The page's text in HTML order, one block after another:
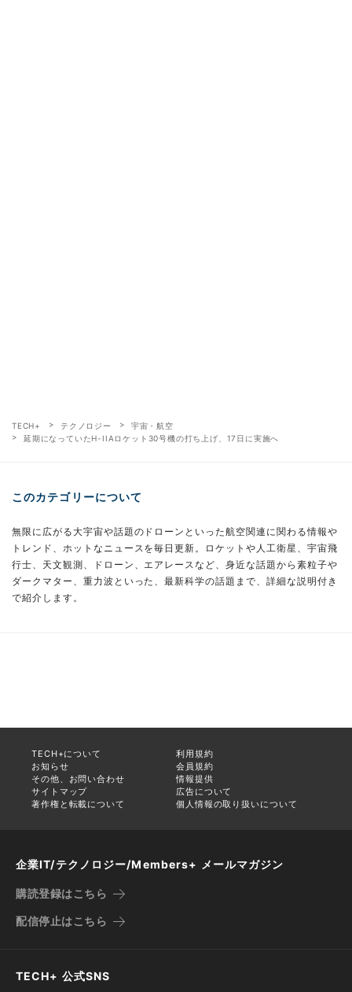
TECH+ テクノロジー
宇宙・航空
延期になっていたH-IIAロケット30号機の打ち上げ、17日に実施へ
このカテゴリーについて
無限に広がる大宇宙や話題のドローンといった航空関連に関わる情報や
トレンド、ホットなニュースを毎日更新。ロケットや人工衛星、宇宙飛
行士、天文観測、ドローン、エアレースなど、身近な話題から素粒子や
ダークマター、重力波といった、最新科学の話題まで、詳細な説明付き
で紹介します。
TECH+について
利用規約
お知らせ
会員規約
その他、お問い合わせ
情報提供
サイトマップ
広告について
著作権と転載について
個人情報の取り扱いについて
企業IT/テクノロジー/Members+ メールマガジン
購読登録はこちら
配信停止はこちら
TECH+ 公式SNS